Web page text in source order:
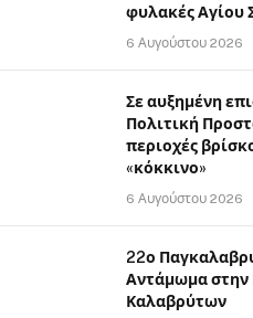
φυλακές Αγίου
6 Αυγούστου 2026
Σε αυξημένη
Πολιτική
περιοχές
«κόκκινο»
6 Αυγούστου 2026
22ο
Αντάμωμα στην
Καλαβρύτων